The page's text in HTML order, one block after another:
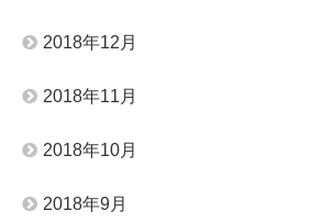
2018年12月
2018年11月
2018年10月
2018年9月